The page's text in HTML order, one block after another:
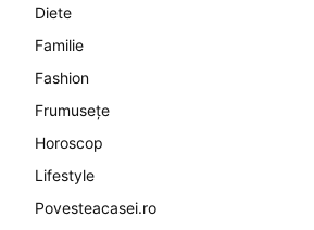
Diete
Familie
Fashion
Frumusețe
Horoscop
Lifestyle
Povesteacasei.ro